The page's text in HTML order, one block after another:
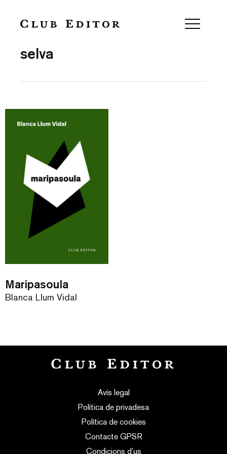
selva
Maripasoula
Blanca Llum Vidal
Avís legal
Política de privadesa
Política de cookies
Contacte GPSR
Condicions d’us